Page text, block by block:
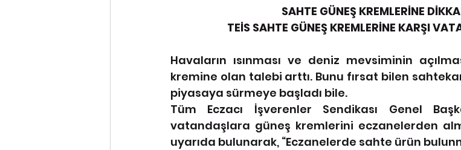
SAHTE GÜNEŞ KREMLERİNE
TEİS SAHTE GÜNEŞ KREMLERİNE KARŞI
Havaların ısınması ve deniz mevsiminin
kremine olan talebi arttı. Bunu fırsat bilen
piyasaya sürmeye başladı bile.
Tüm Eczacı İşverenler Sendikası Genel
vatandaşlara güneş kremlerini eczanelerden
uyarıda bulunarak, “Eczanelerde sahte ürün